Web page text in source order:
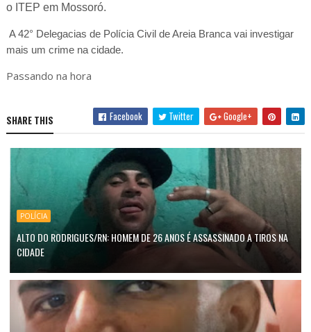
o ITEP em Mossoró.
A 42° Delegacias de Polícia Civil de Areia Branca vai investigar
mais um crime na cidade.
Passando na hora
SHARE THIS Facebook Twitter Google+
POLÍCIA
ALTO DO RODRIGUES/RN: HOMEM DE 26 ANOS É ASSASSINADO A TIROS NA
CIDADE